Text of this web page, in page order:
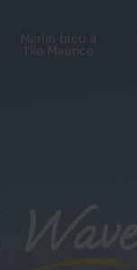
Wave
Marlin bleu à
l'ile Maurice